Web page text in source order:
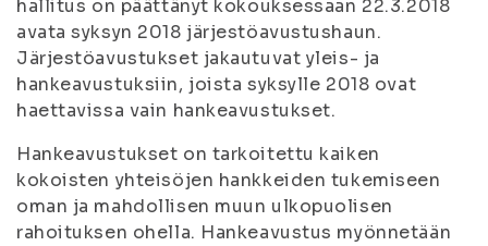
hallitus on päättänyt kokouksessaan 22.3.2018
avata syksyn 2018 järjestöavustushaun.
Järjestöavustukset jakautuvat yleis- ja
hankeavustuksiin, joista syksylle 2018 ovat
haettavissa vain hankeavustukset.
Hankeavustukset on tarkoitettu kaiken
kokoisten yhteisöjen hankkeiden tukemiseen
oman ja mahdollisen muun ulkopuolisen
rahoituksen ohella. Hankeavustus myönnetään